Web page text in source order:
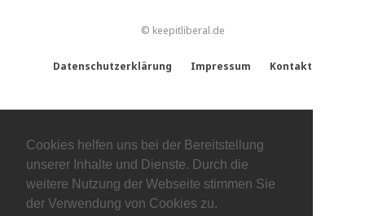
Cookies helfen uns bei der Bereitstellung
unserer Inhalte und Dienste. Durch die
weitere Nutzung der Webseite stimmen Sie
der Verwendung von Cookies zu.
© keepitliberal.de
Datenschutzerklärung Impressum Kontakt